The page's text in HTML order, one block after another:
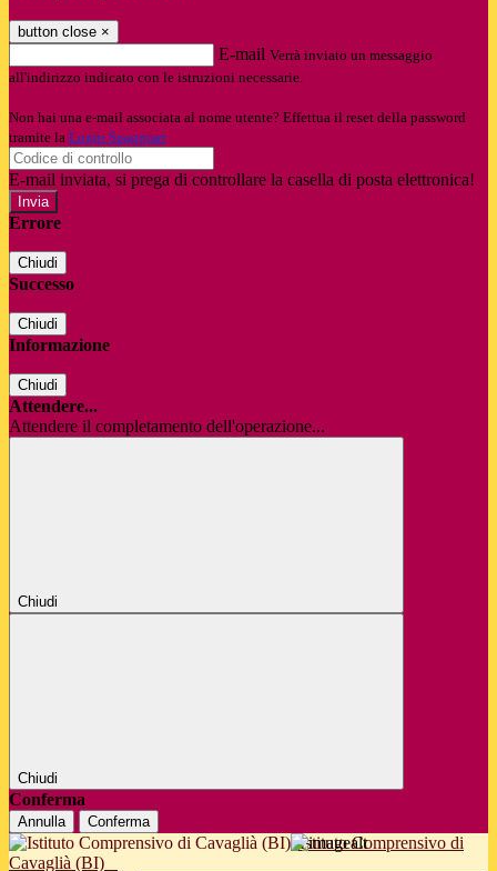
button close ×
E-mail Verrà inviato un messaggio
all'indirizzo indicato con le istruzioni necessarie.
Non hai una e-mail associata al nome utente? Effettua il reset della password
tramite la Login Spaggiari
E-mail inviata, si prega di controllare la casella di posta elettronica!
Errore
Chiudi
Successo
Chiudi
Informazione
Chiudi
Attendere...
Attendere il completamento dell'operazione...
Chiudi
Chiudi
Conferma
Annulla Conferma
Istituto Comprensivo di
Cavaglià (BI)